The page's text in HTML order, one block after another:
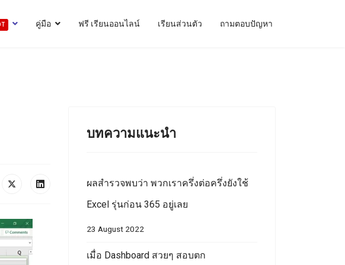
คู่มือ ฟรี เรียนออนไลน์ เรียนส่วนตัว ถามตอบปัญหา
บทความแนะนำ
ผลสำรวจพบว่า พวกเราครึ่งต่อครึ่งยังใช้
Excel รุ่นก่อน 365 อยู่เลย
23 August 2022
เมื่อ Dashboard สวยๆ สอบตก